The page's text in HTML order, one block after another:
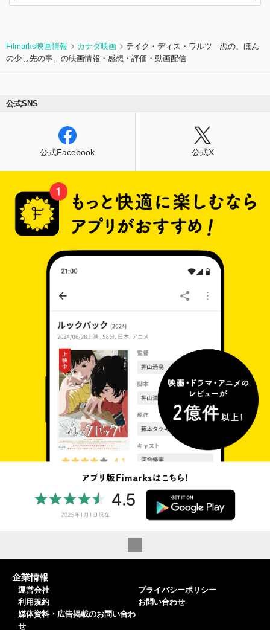
Filmarks映画情報 カナダ映画
テイク・ディス・ワルツ 恋の、ほん
の少し先の事。の映画情報・感想・評価・動画配信
公式SNS
公式Facebook 公式X
企業情報
運営会社
利用規約
媒体資料・広告掲載のお問い合わ
せ
プライバシーポリシー
お問い合わせ